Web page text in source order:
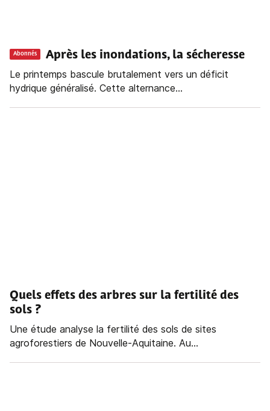
Abonnés
Après les inondations, la sécheresse
Le printemps bascule brutalement vers un déficit
hydrique généralisé. Cette alternance...
Quels effets des arbres sur la fertilité des
sols ?
Une étude analyse la fertilité des sols de sites
agroforestiers de Nouvelle-Aquitaine. Au...